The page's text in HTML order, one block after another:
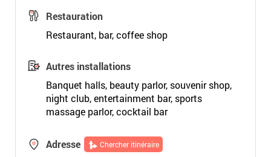
Restauration
Restaurant, bar, coffee shop
Autres installations
Banquet halls, beauty parlor, souvenir shop,
night club, entertainment bar, sports
massage parlor, cocktail bar
Adresse Chercher itinéraire